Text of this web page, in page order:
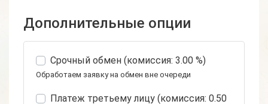
Дополнительные опции
Срочный обмен (комиссия: 3.00 %)
Обработаем заявку на обмен вне очереди
Платеж третьему лицу (комиссия: 0.50